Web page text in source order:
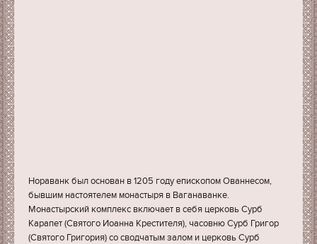
Нораванк был основан в 1205 году епископом Ованнесом,
бывшим настоятелем монастыря в Ваганаванке.
Монастырский комплекс включает в себя церковь Сурб
Карапет (Святого Иоанна Крестителя), часовню Сурб Григор
(Святого Григория) со сводчатым залом и церковь Сурб